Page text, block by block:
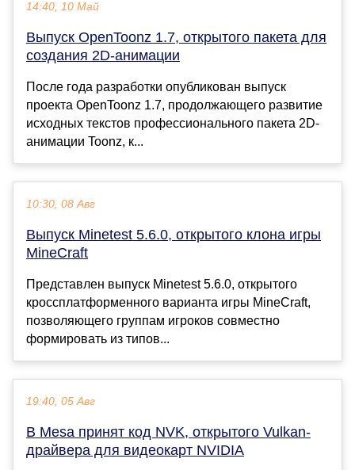
14:40, 10 Май
Выпуск OpenToonz 1.7, открытого пакета для
создания 2D-анимации
После года разработки опубликован выпуск
проекта OpenToonz 1.7, продолжающего развитие
исходных текстов профессионального пакета 2D-
анимации Toonz, к...
10:30, 08 Авг
Выпуск Minetest 5.6.0, открытого клона игры
MineCraft
Представлен выпуск Minetest 5.6.0, открытого
кроссплатформенного варианта игры MineCraft,
позволяющего группам игроков совместно
формировать из типов...
19:40, 05 Авг
В Mesa принят код NVK, открытого Vulkan-
драйвера для видеокарт NVIDIA